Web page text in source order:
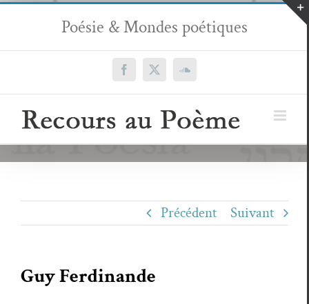
Passer
contenu
Poésie & Mondes poétiques
Facebook
X SoundCloud
Précédent Suivant
Guy Ferdinande